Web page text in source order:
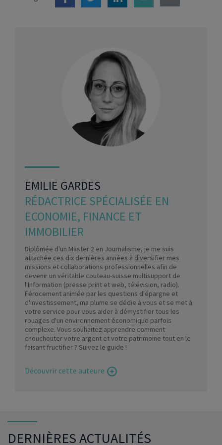
EMILIE GARDES
RÉDACTRICE SPÉCIALISÉE EN
ECONOMIE, FINANCE ET
IMMOBILIER
Diplômée d'un Master 2 en Journalisme, je me suis
attachée ces dix dernières années à diversifier mes
missions et collaborations professionnelles afin de
devenir un véritable couteau-suisse multisupport de
l'Information (presse print et web, télévision, radio).
Férocement animée par les questions d'épargne et
d'investissement, ma plume se dédie à vous et se met à
votre service pour vous aider à démystifier tous les
rouages d'un environnement économique parfois
complexe. Vous souhaitez apprendre comment
chouchouter votre argent et votre patrimoine tout en le
faisant fructifier ? Suivez le guide !
Découvrir cette auteure
DERNIÈRES ACTUALITÉS